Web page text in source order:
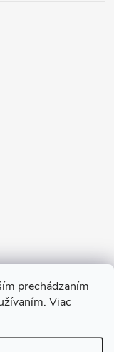
prechádzaním
Viac